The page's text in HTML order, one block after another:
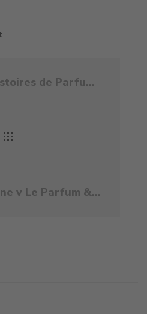
v Le Parfum & Le Chic!
Parfumy Kerosene v Le Parfum & Le Chic